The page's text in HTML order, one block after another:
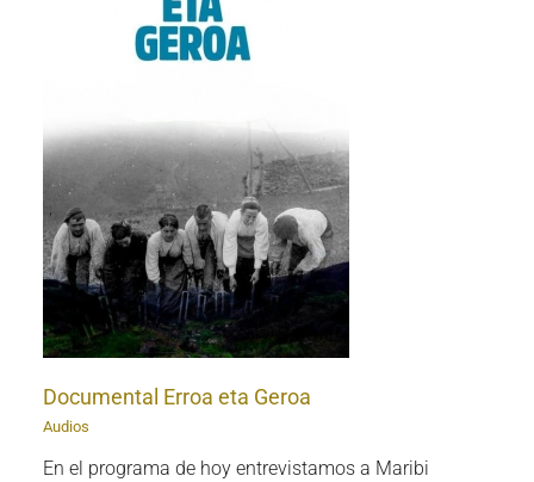
Documental Erroa eta Geroa
Audios
En el programa de hoy entrevistamos a Maribi